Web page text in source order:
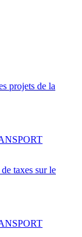
projets de la
taxes sur le